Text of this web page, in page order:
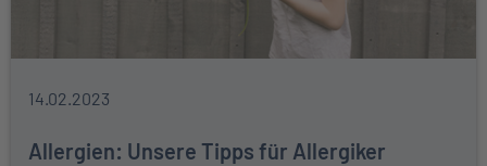
14.02.2023
Allergien: Unsere Tipps für Allergiker